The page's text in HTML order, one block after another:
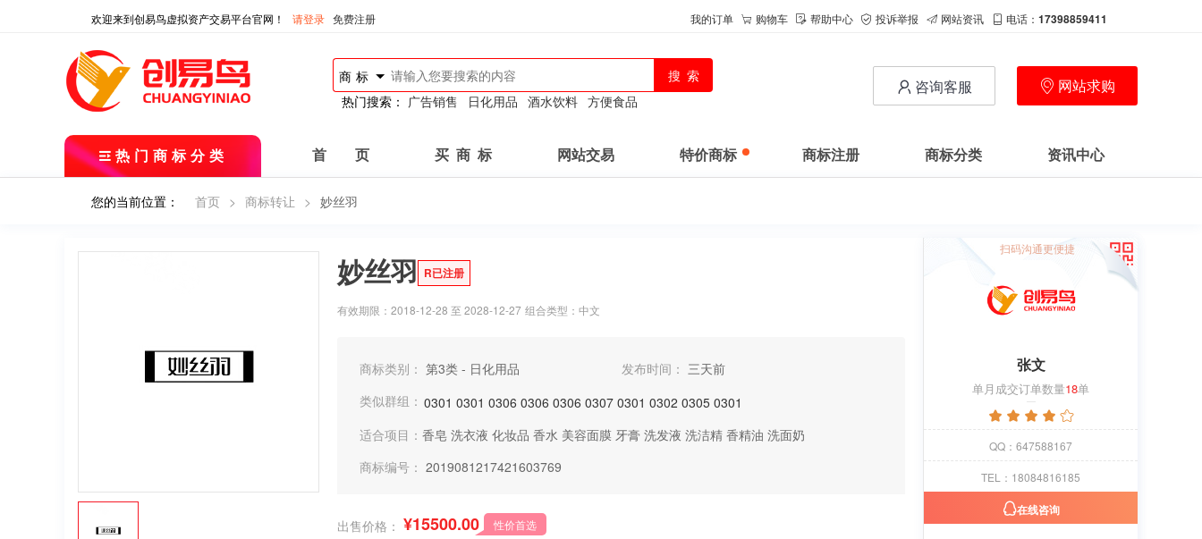
欢迎来到创易鸟虚拟资产交易平台官网！ 请登录 免费注册 我的订单 购物车 帮助中心 投诉举报 网站资讯 电话： 17398859411
商标
热门搜索： 广告销售 日化用品 酒水饮料 方便食品
咨询客服 网站求购
热门商标分类 首 页 买 商 标 网站交易 特价商标 商标注册 商标分类 资讯中心
您的当前位置： 首页 > 商标转让 > 妙丝羽
妙丝羽 R已注册
有效期限：2018-12-28 至 2028-12-27 组合类型：中文
商标类别： 第3类 - 日化用品 发布时间： 三天前
类似群组： 0301 0301 0306 0306 0306 0307 0301 0302 0305 0301
适合项目： 香皂 洗衣液 化妆品 香水 美容面膜 牙膏 洗发液 洗洁精 香精油 洗面奶
商标编号： 2019081217421603769
出售价格： ¥15500.00 性价首选
扫码沟通更便捷
张文
单月成交订单数量18单
QQ：647588167
TEL：18084816185
在线咨询
c**2购买 奢选